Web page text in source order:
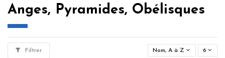
Anges, Pyramides, Obélisques
Filtrer Nom, A à Z 6